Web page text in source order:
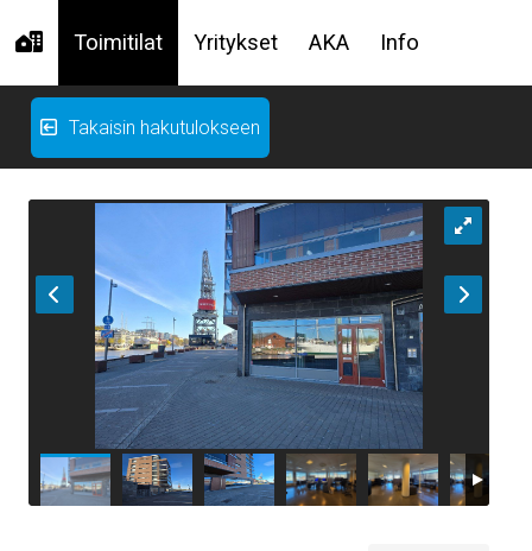
Toimitilat Yritykset AKA Info
Takaisin hakutulokseen